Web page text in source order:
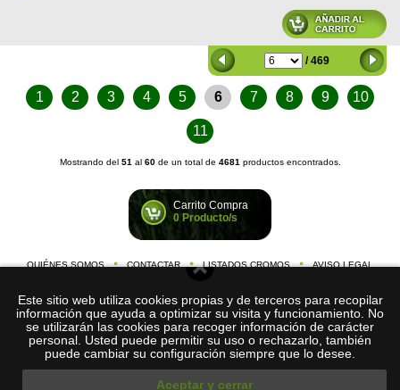
Este sitio web utiliza cookies propias y de terceros para recopilar
información que ayuda a optimizar su visita y funcionamiento. No
se utilizarán las cookies para recoger información de carácter
personal. Usted puede permitir su uso o rechazarlo, también
puede cambiar su configuración siempre que lo desee.
Aceptar y cerrar
/ 469
1 2 3 4 5 6 7 8 9 10
11
Mostrando del 51 al 60de un total de 4681 productos encontrados.
Carrito Compra
0 Producto/s
QUIÉNES SOMOS CONTACTAR LISTADOS CROMOS AVISO LEGAL
©Cromos-de-Futbol.com 2026
C/ Nació, 59 1º 1ª, 08026 Barcelona (España)
tel. +034634 200 514
e-mail:info@cromos-de-futbol.com